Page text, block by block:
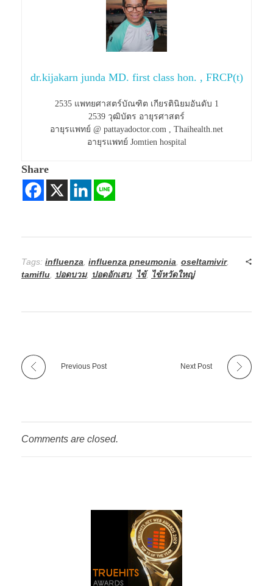
dr.kijakarn junda MD. first class hon. , FRCP(t)
2535 แพทยศาสตร์บัณฑิต เกียรตินิยมอันดับ 1
2539 วุฒิบัตร อายุรศาสตร์
อายุรแพทย์ @ pattayadoctor.com , Thaihealth.net
อายุรแพทย์ Jomtien hospital
Share
Tags: influenza influenza pneumonia oseltamivir,
tamiflu
ปอดบวม, ปอดอักเสบ, ไข้, ไข้หวัดใหญ่
Previous Post Next Post
Comments are closed.